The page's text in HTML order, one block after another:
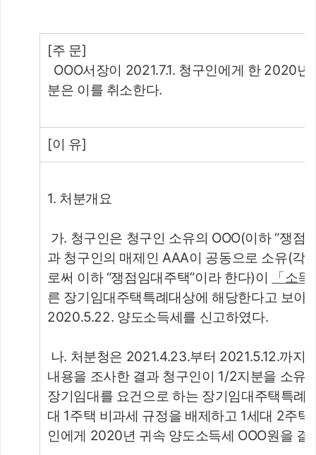
[주 문]
OOO서장이 2021.7.1. 청구인에게 한 2020
분은 이를 취소한다.
[이 유]
1. 처분개요
가. 청구인은 청구인 소유의 OOO(이하 “쟁점
과 청구인의 매제인 AAA이 공동으로 소유(각
로써 이하 “쟁점임대주택”이라 한다)이
「소
른 장기임대주택특례대상에 해당한다고 보아
2020.5.22. 양도소득세를 신고하였다.
나. 처분청은 2021.4.23.부터 2021.5.12.까지
내용을 조사한 결과 청구인이 1/2지분을 소유
장기임대를 요건으로 하는 장기임대주택특례
대 1주택 비과세 규정을 배제하고 1세대 2주
인에게 2020년 귀속 양도소득세 OOO원을 결